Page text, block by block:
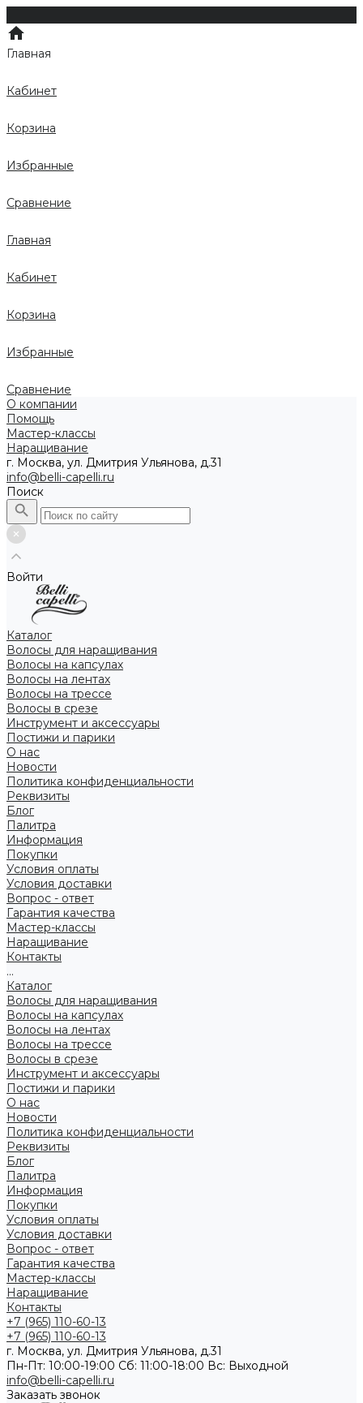
Главная
Кабинет
Корзина
Избранные
Сравнение
Главная
Кабинет
Корзина
Избранные
Сравнение
О компании
Помощь
Мастер-классы
Наращивание
г. Москва, ул. Дмитрия Ульянова, д.31
info@belli-capelli.ru
Поиск
Войти
Каталог
Волосы для наращивания
Волосы на капсулах
Волосы на лентах
Волосы на трессе
Волосы в срезе
Инструмент и аксессуары
Постижи и парики
О нас
Новости
Политика конфиденциальности
Реквизиты
Блог
Палитра
Информация
Покупки
Условия оплаты
Условия доставки
Вопрос - ответ
Гарантия качества
Мастер-классы
Наращивание
Контакты
...
Каталог
Волосы для наращивания
Волосы на капсулах
Волосы на лентах
Волосы на трессе
Волосы в срезе
Инструмент и аксессуары
Постижи и парики
О нас
Новости
Политика конфиденциальности
Реквизиты
Блог
Палитра
Информация
Покупки
Условия оплаты
Условия доставки
Вопрос - ответ
Гарантия качества
Мастер-классы
Наращивание
Контакты
+7 (965) 110-60-13
+7 (965) 110-60-13
г. Москва, ул. Дмитрия Ульянова, д.31
Пн-Пт: 10:00-19:00 Cб: 11:00-18:00 Вс: Выходной
info@belli-capelli.ru
Заказать звонок